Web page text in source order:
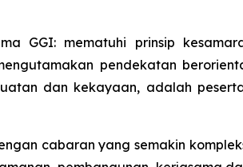
GGI: mematuhi prinsip
pendekatan
dan kekayaan, adalah
cabaran yang semakin